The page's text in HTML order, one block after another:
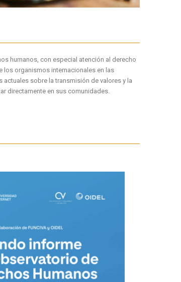
humanos, con especial atención al derecho
los organismos internacionales en las
sobre la transmisión de valores y la
directamente en sus comunidades.